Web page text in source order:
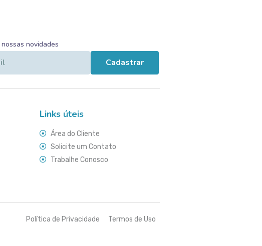
novidades
Cadastrar
Links úteis
Área do Cliente
Solicite um Contato
Trabalhe Conosco
Política de Privacidade Termos de Uso